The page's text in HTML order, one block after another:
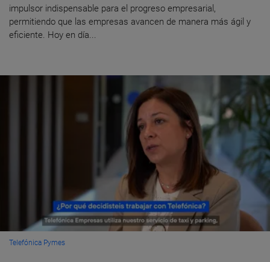
impulsor indispensable para el progreso empresarial,
permitiendo que las empresas avancen de manera más ágil y
eficiente. Hoy en día...
Telefónica Pymes